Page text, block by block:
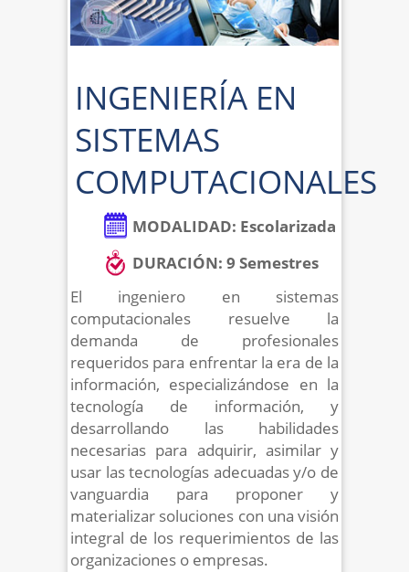
INGENIERÍA EN
SISTEMAS
COMPUTACIONALES
MODALIDAD: Escolarizada
DURACIÓN: 9 Semestres
El ingeniero en sistemas
computacionales resuelve la
demanda de profesionales
requeridos para enfrentar la era de la
información, especializándose en la
tecnología de información, y
desarrollando las habilidades
necesarias para adquirir, asimilar y
usar las tecnologías adecuadas y/o de
vanguardia para proponer y
materializar soluciones con una visión
integral de los requerimientos de las
organizaciones o empresas.